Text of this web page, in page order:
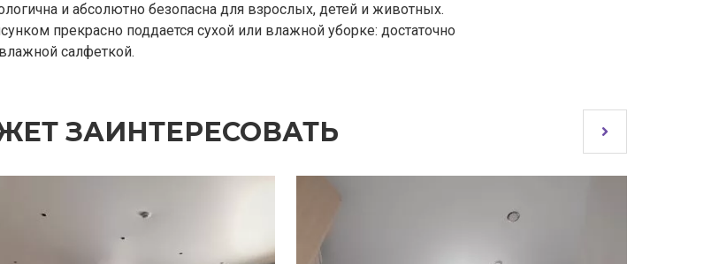
и абсолютно безопасна для взрослых, детей и животных.
прекрасно поддается сухой или влажной уборке: достаточно
салфеткой.
ЗАИНТЕРЕСОВАТЬ